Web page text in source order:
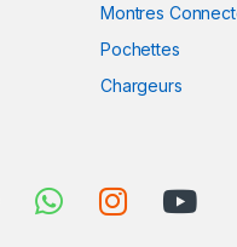
Montres
Pochettes
Chargeurs